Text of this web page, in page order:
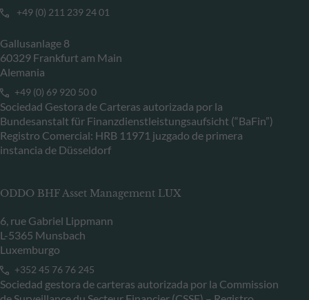
+49 (0) 211 239 24 01
Gallusanlage 8
60329 Frankfurt am Main
Alemania
+49 (0) 69 920 50 0
Sociedad Gestora de Carteras autorizada por la
Bundesanstalt für Finanzdienstleistungsaufsicht (“BaFin”)
Registro Comercial: HRB 11971 juzgado de primera
instancia de Düsseldorf
ODDO BHF Asset Management LUX
6, rue Gabriel Lippmann
L-5365 Munsbach
Luxemburgo
+352 45 76 76 245
Sociedad gestora de carteras autorizada por la Commission